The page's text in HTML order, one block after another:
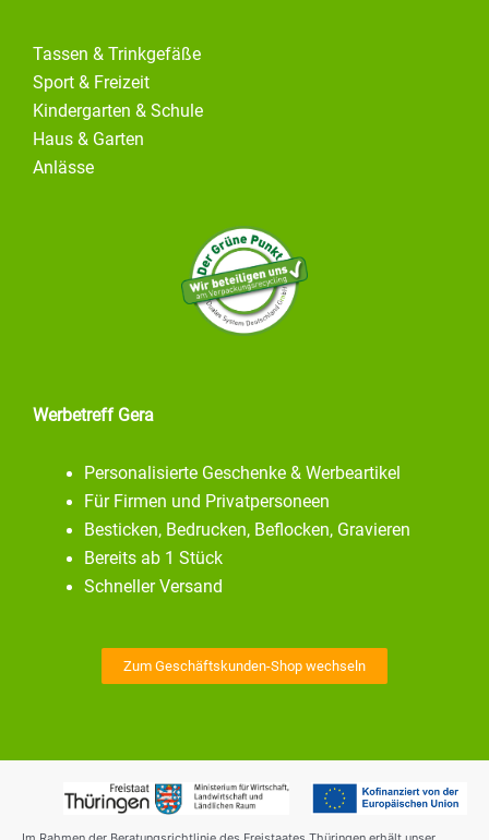
Tassen & Trinkgefäße
Sport & Freizeit
Kindergarten & Schule
Haus & Garten
Anlässe
Werbetreff Gera
Personalisierte Geschenke & Werbeartikel
Für Firmen und Privatpersoneen
Besticken, Bedrucken, Beflocken, Gravieren
Bereits ab 1 Stück
Schneller Versand
Zum Geschäftskunden-Shop wechseln